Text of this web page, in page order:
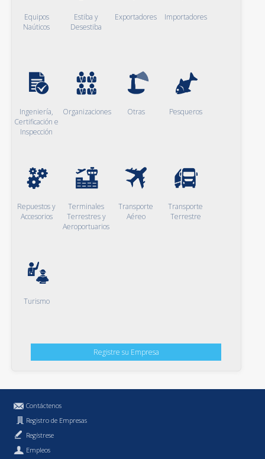
Equipos
Naúticos
Estiba y
Desestiba
Exportadores Importadores
Ingeniería,
Certificación e
Inspección
Organizaciones Otras Pesqueros
Repuestos y
Accesorios
Terminales
Terrestres y
Aeroportuarios
Transporte
Aéreo
Transporte
Terrestre
Turismo
Registre su Empresa
Contáctenos
Registro de Empresas
Regístrese
Empleos